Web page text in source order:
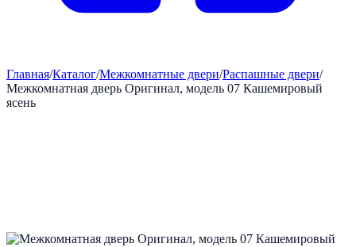
Главная/Каталог/Межкомнатные двери/Распашные двери/
Межкомнатная дверь Оригинал, модель 07 Кашемировый
ясень